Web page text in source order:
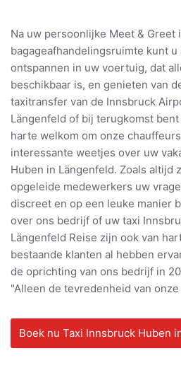
Na uw persoonlijke Meet & Greet
bagageafhandelingsruimte kunt
ontspannen in uw voertuig, dat
beschikbaar is, en genieten van
taxitransfer van de Innsbruck
Längenfeld of bij terugkomst
harte welkom om onze
interessante weetjes over uw
Huben in Längenfeld. Zoals altijd
opgeleide medewerkers uw
discreet en op een leuke manier
over ons bedrijf of uw taxi
Längenfeld Reise zijn ook van
bestaande klanten al hebben
de oprichting van ons bedrijf in
"Alleen de tevredenheid van
Boek nu Taxi Innsbruck Huben